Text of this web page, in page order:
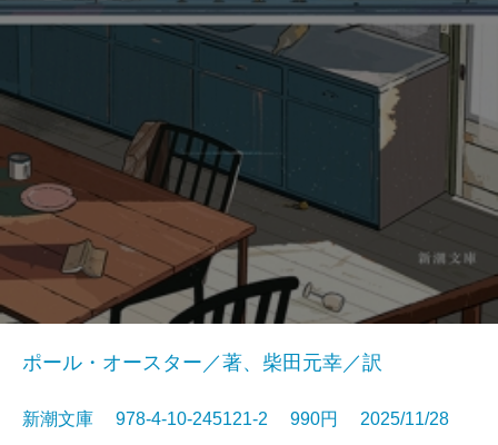
ポール・オースター／著、柴田元幸／訳
新潮文庫 978-4-10-245121-2 990円 2025/11/28